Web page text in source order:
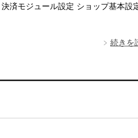
済モジュール設定 ショップ基本設
続きを